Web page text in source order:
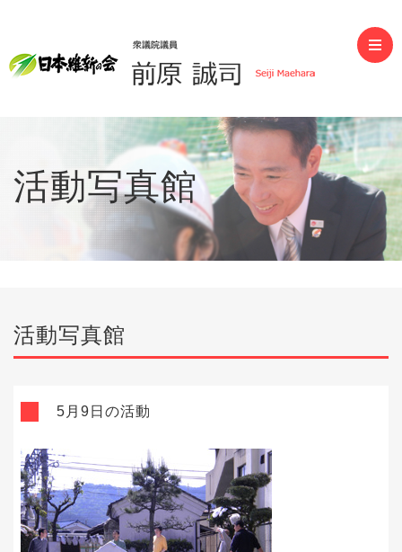
前原誠司（衆議院議員）
活動写真館
活動写真館
5月9日の活動